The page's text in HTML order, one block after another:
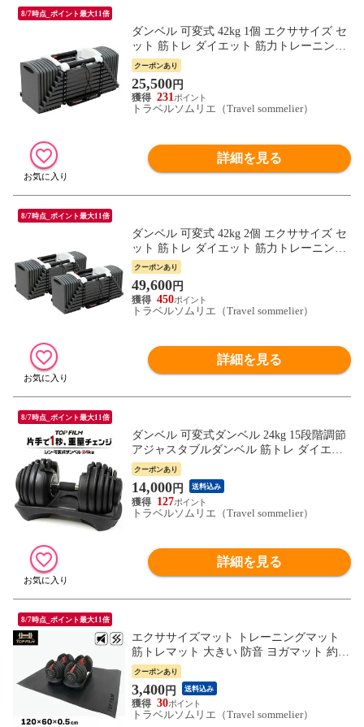
8/7時点_ポイント最大11倍
ダンベル 可変式 42kg 1個 エクササイズ セ
ット 筋トレ ダイエット 筋力トレーニング
体力アップ 送料無料 ※北海道、沖縄県、
離島を除く【ロジ発送】 トラベルソムリエ
w-tre5
クーポンあり
25,500円
231
トラベルソムリエ（Travel sommelier）
詳細を見る
8/7時点_ポイント最大11倍
ダンベル 可変式 42kg 2個 エクササイズ セ
ット 筋トレ ダイエット 筋力トレーニング
体力アップ 送料無料 ※北海道、沖縄県、
離島を除く【ロジ発送】 トラベルソムリエ
w-tre5
クーポンあり
49,600円
450
トラベルソムリエ（Travel sommelier）
詳細を見る
8/7時点_ポイント最大11倍
ダンベル 可変式ダンベル 24kg 15段階調節
アジャスタブルダンベル 筋トレ ダイエッ
ト 筋力トレーニング 体力アップ 送料無料
※北海道、沖縄県、離島を除く 【ロジ発
送】 トラベルソムリエ w-tre5
クーポンあり
14,000円 送料込み
127
トラベルソムリエ（Travel sommelier）
詳細を見る
8/7時点_ポイント最大11倍
エクササイズマット トレーニングマット
筋トレマット 大きい 防音 ヨガマット 約12
0cm×60cm 防水 エクササイズ ダイエット
室内運動 送料無料 ※北海道、沖縄県、離
島を除く 【ロジ発送】 トラベルソムリエ
w-tre5
クーポンあり
3,400円 送料込み
30
トラベルソムリエ（Travel sommelier）